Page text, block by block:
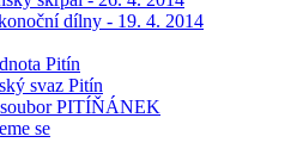
dílny - 19. 4. 2014
Pitín
svaz Pitín
PITÍŇÁNEK
se